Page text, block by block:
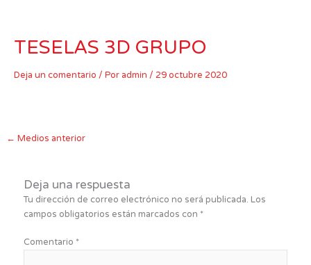
TESELAS 3D GRUPO
Deja un comentario / Por admin / 29 octubre 2020
← Medios anterior
Deja una respuesta
Tu dirección de correo electrónico no será publicada. Los
campos obligatorios están marcados con *
Comentario *